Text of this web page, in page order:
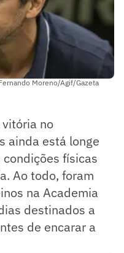
Moreno/Agif/Gazeta
no
ainda está longe
físicas
Ao todo, foram
na Academia
destinados a
de encarar a